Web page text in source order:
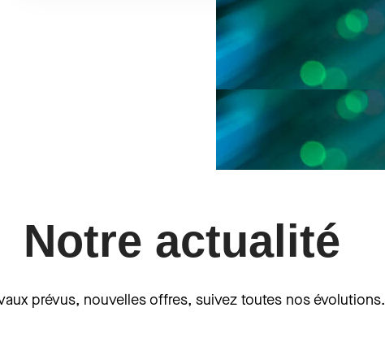
Notre actualité
prévus, nouvelles offres, suivez toutes nos évolutions.